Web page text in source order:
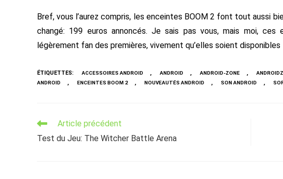
Bref, vous l’aurez compris, les enceintes BOOM 2 font tout aussi
changé: 199 euros annoncés. Je sais pas vous, mais moi, ces
légèrement fan des premières, vivement qu’elles soient disponibles
ÉTIQUETTES: ACCESSOIRES ANDROID , ANDROID , ANDROID-ZONE ,
ANDROID
, ENCEINTES BOOM 2 , NOUVEAUTÉS ANDROID , SON ANDROID ,
Read
articles
Article précédent
Test du Jeu: The Witcher Battle Arena